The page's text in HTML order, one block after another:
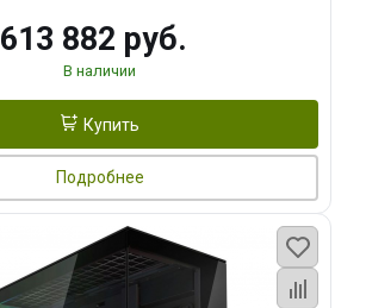
613 882 руб.
В наличии
Купить
Подробнее